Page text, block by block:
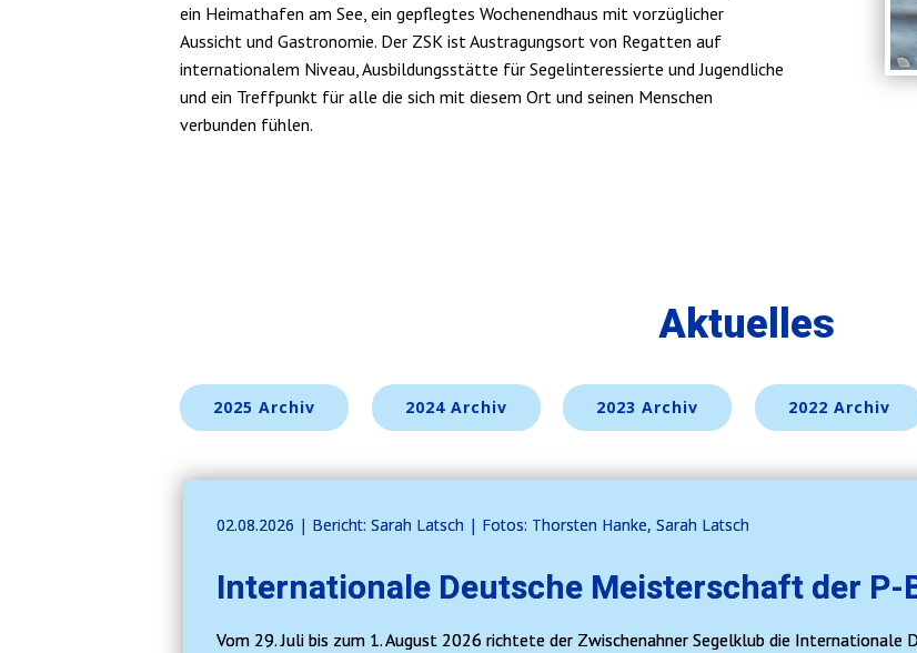
ein Heimathafen am See, ein gepflegtes Wochenendhaus mit vorzüglicher
Aussicht und Gastronomie. Der ZSK ist Austragungsort von Regatten auf
internationalem Niveau, Ausbildungsstätte für Segelinteressierte und Jugendliche
und ein Treffpunkt für alle die sich mit diesem Ort und seinen Menschen
verbunden fühlen.
Aktuelles
2025 Archiv 2024 Archiv 2023 Archiv 2022 Archiv
02.08.2026 | ​​Bericht: Sarah Latsch | Fotos: Thorsten Hanke, Sarah Latsch
Internationale Deutsche Meisterschaft der P-
Vom 29. Juli bis zum 1. August 2026 richtete der Zwischenahner Segelklub die